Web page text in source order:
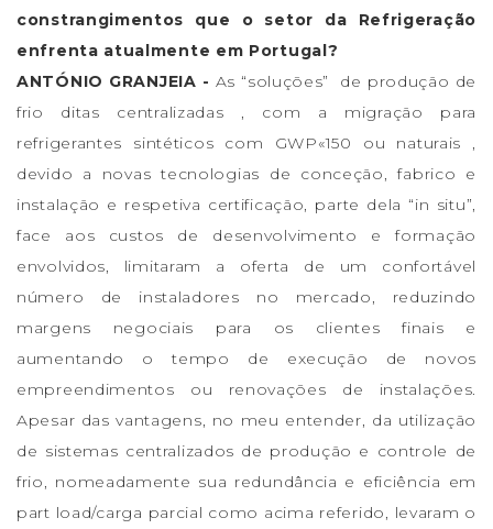
constrangimentos que o setor da Refrigeração
enfrenta atualmente em Portugal?
ANTÓNIO GRANJEIA - As “soluções” de produção de
frio ditas centralizadas , com a migração para
refrigerantes sintéticos com GWP«150 ou naturais ,
devido a novas tecnologias de conceção, fabrico e
instalação e respetiva certificação, parte dela “in situ”,
face aos custos de desenvolvimento e formação
envolvidos, limitaram a oferta de um confortável
número de instaladores no mercado, reduzindo
margens negociais para os clientes finais e
aumentando o tempo de execução de novos
empreendimentos ou renovações de instalações.
Apesar das vantagens, no meu entender, da utilização
de sistemas centralizados de produção e controle de
frio, nomeadamente sua redundância e eficiência em
part load/carga parcial como acima referido, levaram o